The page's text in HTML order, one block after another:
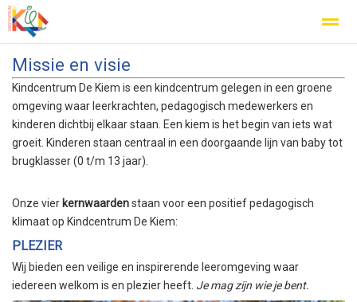
Home Zoeken Nieuws Agenda
Missie en visie
Kindcentrum De Kiem is een kindcentrum gelegen in een groene
omgeving waar leerkrachten, pedagogisch medewerkers en
kinderen dichtbij elkaar staan. Een kiem is het begin van iets wat
groeit. Kinderen staan centraal in een doorgaande lijn van baby tot
brugklasser (0 t/m 13 jaar).
Onze vier kernwaardenstaan voor een positief pedagogisch
klimaat op Kindcentrum De Kiem:
PLEZIER
Wij bieden een veilige en inspirerende leeromgeving waar
iedereen welkom is en plezier heeft. Je mag zijn wie je bent.